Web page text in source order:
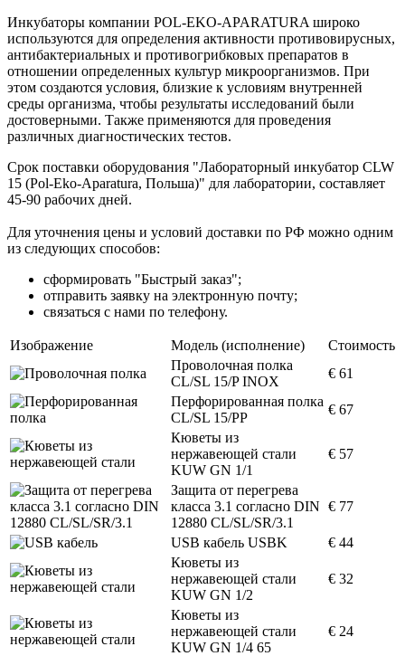
Инкубаторы компании POL-EKO-APARATURA широко
используются для определения активности противовирусных,
антибактериальных и противогрибковых препаратов в
отношении определенных культур микроорганизмов. При
этом создаются условия, близкие к условиям внутренней
среды организма, чтобы результаты исследований были
достоверными. Также применяются для проведения
различных диагностических тестов.
Срок поставки оборудования "Лабораторный инкубатор CLW
15 (Pol-Eko-Aparatura, Польша)" для лаборатории, составляет
45-90 рабочих дней.
Для уточнения цены и условий доставки по РФ можно одним
из следующих способов:
сформировать "Быстрый заказ";
отправить заявку на электронную почту;
связаться с нами по телефону.
Изображение Модель (исполнение)
Стоимость
Проволочная полка
CL/SL 15/P INOX
€ 61
Перфорированная полка
CL/SL 15/PP
€ 67
Кюветы из
нержавеющей стали
KUW GN 1/1
€ 57
Защита от перегрева
класса 3.1 согласно DIN
12880 CL/SL/SR/3.1
€ 77
USB кабель USBK
€ 44
Кюветы из
нержавеющей стали
KUW GN 1/2
€ 32
Кюветы из
нержавеющей стали
KUW GN 1/4 65
€ 24